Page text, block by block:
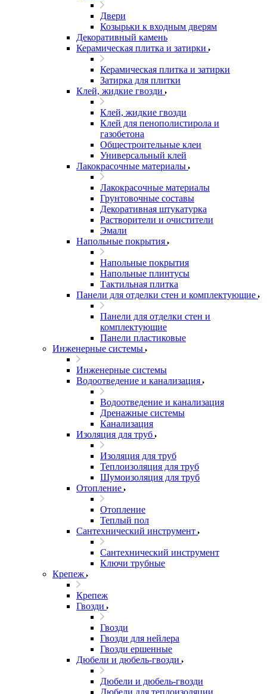
Двери
Козырьки к входным дверям
Декоративный камень
Керамическая плитка и затирки
Керамическая плитка и затирки
Затирка для плитки
Клей, жидкие гвозди
Клей, жидкие гвозди
Клей для пенополистирола и
газобетона
Общестроительные клеи
Универсальный клей
Лакокрасочные материалы
Лакокрасочные материалы
Грунтовочные составы
Декоративная штукатурка
Растворители и очистители
Эмали
Напольные покрытия
Напольные покрытия
Напольные плинтусы
Тактильная плитка
Панели для отделки стен и комплектующие
Панели для отделки стен и
комплектующие
Панели пластиковые
Инженерные системы
Инженерные системы
Водоотведение и канализация
Водоотведение и канализация
Дренажные системы
Канализация
Изоляция для труб
Изоляция для труб
Теплоизоляция для труб
Шумоизоляция для труб
Отопление
Отопление
Теплый пол
Сантехнический инструмент
Сантехнический инструмент
Ключи трубные
Крепеж
Крепеж
Гвозди
Гвозди
Гвозди для нейлера
Гвозди ершенные
Дюбели и дюбель-гвозди
Дюбели и дюбель-гвозди
Дюбели для теплоизоляции